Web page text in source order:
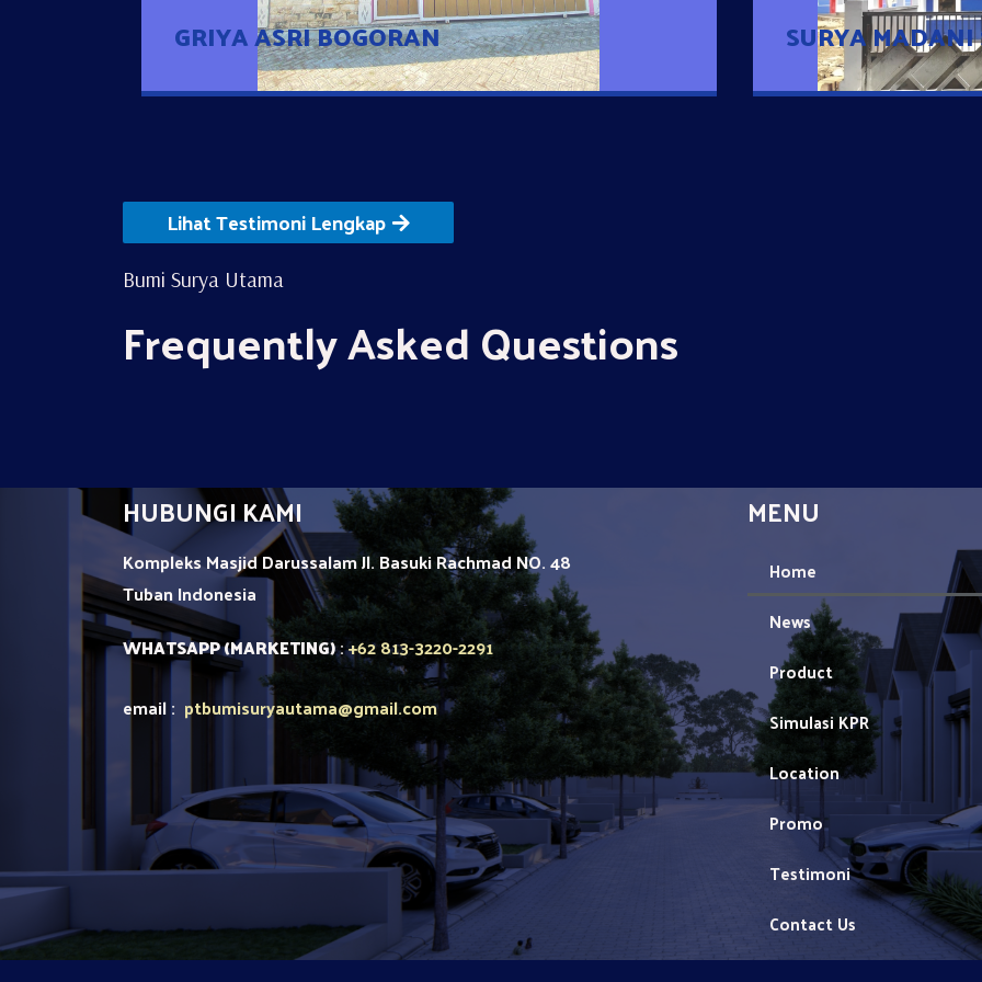
GRIYA ASRI BOGORAN SURYA
Lihat Testimoni Lengkap
Bumi Surya Utama
Frequently Asked Questions
HUBUNGI KAMI
Kompleks Masjid Darussalam Jl. Basuki Rachmad NO. 48
TubanIndonesia
WHATSAPP (MARKETING):+62 813-3220-2291
email : ptbumisuryautama@gmail.com
MENU
Home
News
Product
Simulasi KPR
Location
Promo
Testimoni
Contact Us